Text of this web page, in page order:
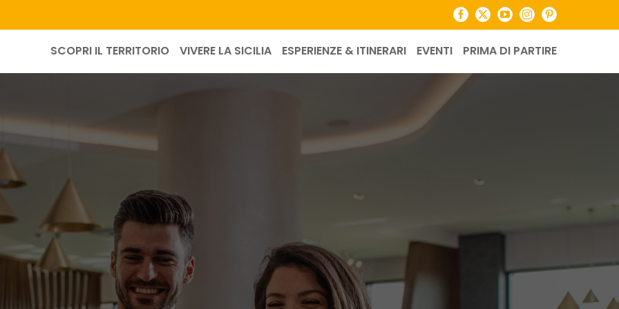
Facebook
X YouTubeInstagramPinterest
SCOPRI IL TERRITORIO VIVERE LA SICILIA ESPERIENZE & ITINERARI EVENTI PRIMA DI PARTIRE